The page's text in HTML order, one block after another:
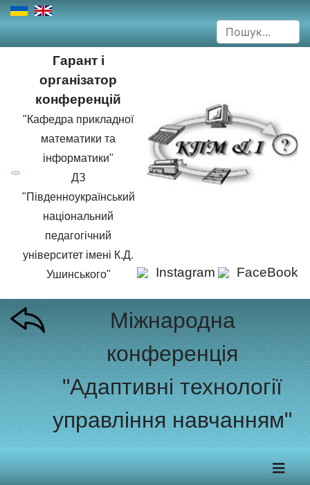
Гарант і
організатор
конференцій
"Кафедра прикладної
математики та
інформатики"
ДЗ
"Південноукраїнський
національний
педагогічний
університет імені К.Д.
Ушинського"
Instagram FaceBook
Міжнародна
конференція
"Адаптивні технології
управління навчанням"